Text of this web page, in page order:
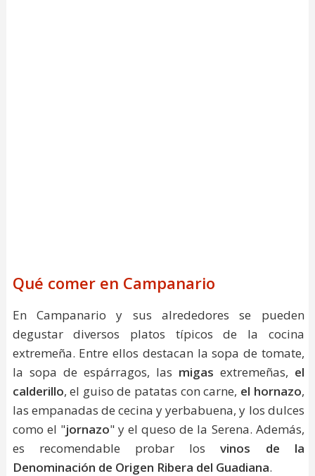
Qué comer en Campanario
En Campanario y sus alrededores se pueden
degustar diversos platos típicos de la cocina
extremeña. Entre ellos destacan la sopa de tomate,
la sopa de espárragos, las migas extremeñas, el
calderillo, el guiso de patatas con carne, el hornazo,
las empanadas de cecina y yerbabuena, y los dulces
como el "jornazo" y el queso de la Serena. Además,
es recomendable probar losvinos de la
Denominación de Origen Ribera del Guadiana.